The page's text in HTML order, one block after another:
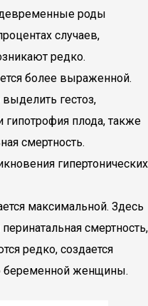
роды
случаев,
редко.
более выраженной.
гестоз,
плода, также
смертность.
гипертонических
максимальной. Здесь
смертность,
редко, создается
беременной женщины.